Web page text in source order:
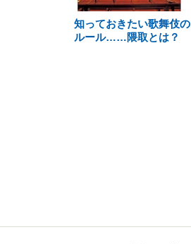
知っておきたい歌舞伎の
ルール……隈取とは？